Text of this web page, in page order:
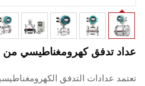
تدفق كهرومغناطيسي من الفولاذ